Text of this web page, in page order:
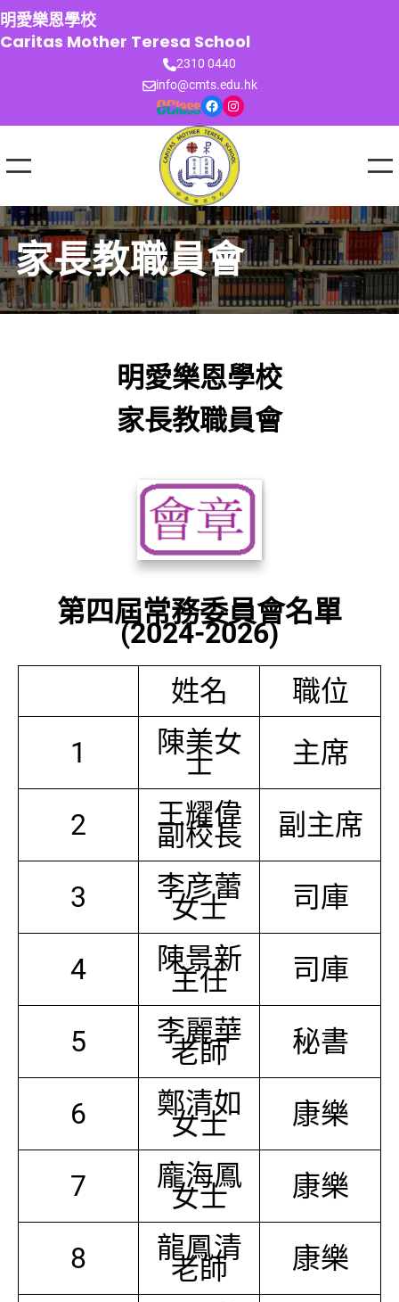
跳
至
主
明愛樂恩學校
Caritas Mother Teresa School
2310 0440
info@cmts.edu.hk
Facebook Instagram
家長教職員會
明愛樂恩學校
家長教職員會
第四屆常務委員會名單
(2024-2026)
姓名
職位
1
陳美女
士 主席
2 王耀偉
副校長 副主席
3 李彦蕾
女士 司庫
4 陳景新
主任 司庫
5 李麗華
老師 秘書
6 鄭清如
女士 康樂
7 龐海鳳
女士 康樂
8 龍鳳清
老師 康樂